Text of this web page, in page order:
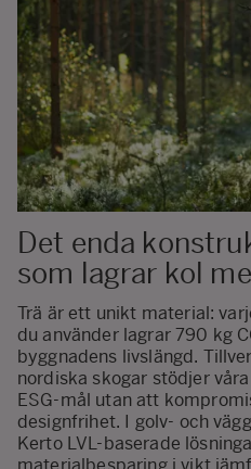
Det enda
som lagrar kol
Trä är ett unikt material:
du använder lagrar 790 kg
byggnadens livslängd.
nordiska skogar stödjer
ESG‑mål utan att
designfrihet. I golv- och
Kerto LVL‑baserade
materialbesparing i vikt